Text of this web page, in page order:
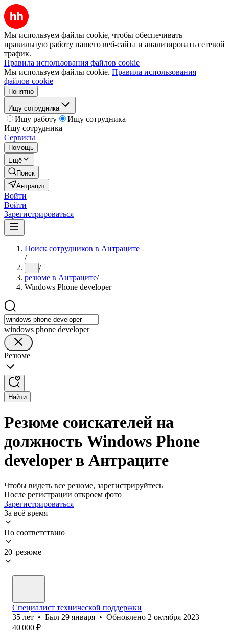
Мы используем файлы cookie, чтобы обеспечивать
правильную работу нашего веб-сайта и анализировать сетевой
трафик.
Правила использования файлов cookie
Мы используем файлы cookie. Правила использования
файлов cookie
Понятно
Ищу сотрудника
Ищу работу
Ищу сотрудника
Ищу сотрудника
Сервисы
Помощь
Ещё
Поиск
Антрацит
Войти
Войти
Зарегистрироваться
Поиск сотрудников в Антраците
/
... /
резюме в Антраците/
Windows Phone developer
windows phone developer
Резюме
Найти
Резюме соискателей на
должность Windows Phone
developer в Антраците
Чтобы видеть все резюме, зарегистрируйтесь
После регистрации откроем фото
Зарегистрироваться
За всё время
По соответствию
20 резюме
Специалист технической поддержки
35 лет • Был 29 января • Обновлено 2 октября 2023
40 000 ₽